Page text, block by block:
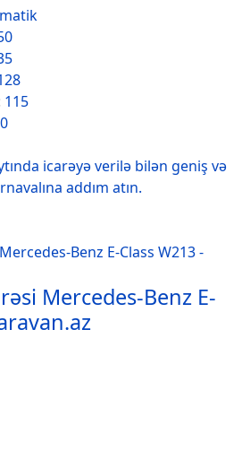
115
icarəyə verilə bilən geniş və
addım atın.
Mercedes-Benz E-